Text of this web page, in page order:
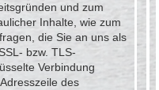
und zum
Inhalte, wie zum
die Sie an uns als
bzw. TLS-
Verbindung
des